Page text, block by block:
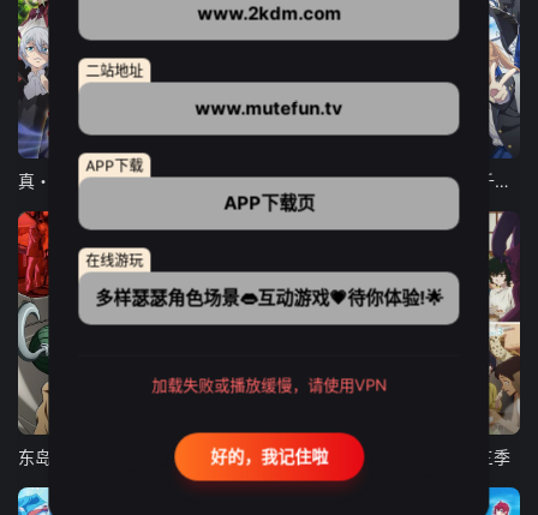
12集全
真・进化果 实不知不觉踏上胜利的人生
12集全
东京猫猫 NEW～♡
13集全
弹珠汽水瓶里的千岁同学
古诺希亚 致不灭的你 第三季
www.2kdm.com
二站地址
www.mutefun.tv
APP下载
APP下载页
在线游玩
多样瑟瑟角色场景👄互动游戏💗待你体验!🌟
加载失败或播放缓慢，请使用VPN
好的，我记住啦